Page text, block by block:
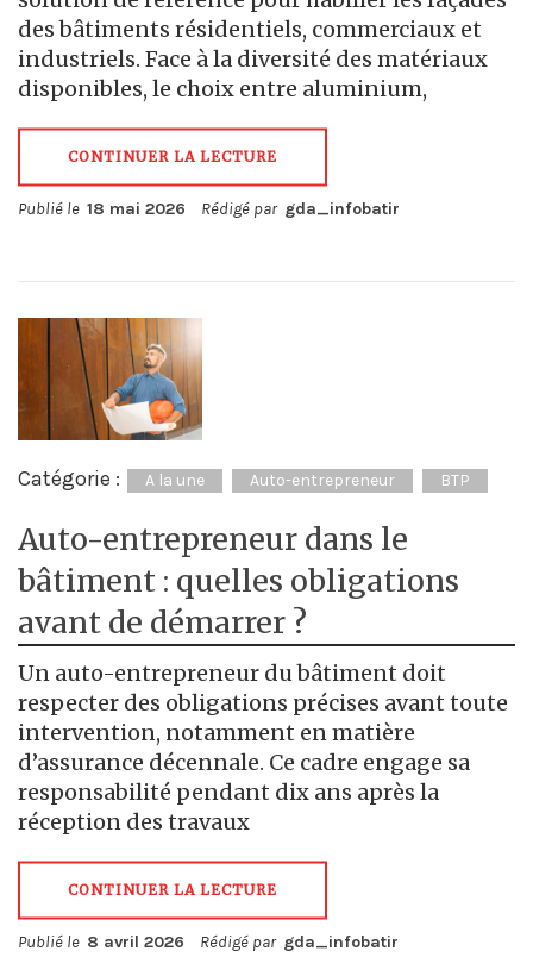
des bâtiments résidentiels, commerciaux et
industriels. Face à la diversité des matériaux
disponibles, le choix entre aluminium,
CONTINUER LA LECTURE
Publié le 18 mai 2026 Rédigé par gda_infobatir
Catégorie : A la une Auto-entrepreneur BTP
Auto-entrepreneur dans le
bâtiment : quelles obligations
avant de démarrer ?
Un auto-entrepreneur du bâtiment doit
respecter des obligations précises avant toute
intervention, notamment en matière
d’assurance décennale. Ce cadre engage sa
responsabilité pendant dix ans après la
réception des travaux
CONTINUER LA LECTURE
Publié le 8 avril 2026 Rédigé par gda_infobatir